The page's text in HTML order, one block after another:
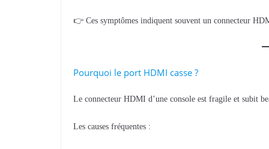
👉 Ces symptômes indiquent souvent un connecteur
Pourquoi le port HDMI casse ?
Le connecteur HDMI d’une console est fragile et subit
Les causes fréquentes :